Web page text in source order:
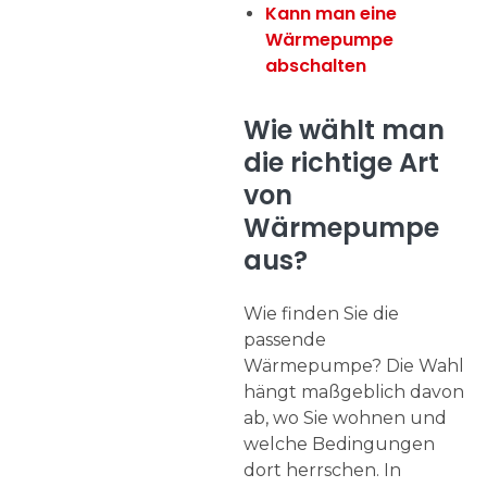
Kann man eine
Wärmepumpe
abschalten
Wie wählt man
die richtige Art
von
Wärmepumpe
aus?
Wie finden Sie die
passende
Wärmepumpe? Die Wahl
hängt maßgeblich davon
ab, wo Sie wohnen und
welche Bedingungen
dort herrschen. In